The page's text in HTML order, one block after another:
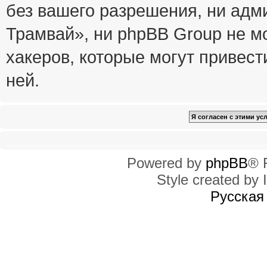
без вашего разрешения, ни
Трамвай», ни phpBB Group не
хакеров, которые могут
ней.
Powered by phpBB®
Style created by